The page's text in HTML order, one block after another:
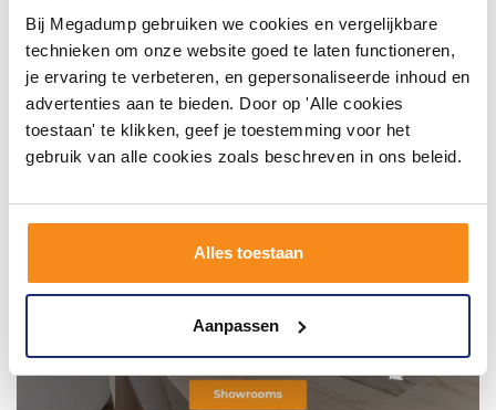
Bij Megadump gebruiken we cookies en vergelijkbare
technieken om onze website goed te laten functioneren,
je ervaring te verbeteren, en gepersonaliseerde inhoud en
advertenties aan te bieden. Door op 'Alle cookies
toestaan' te klikken, geef je toestemming voor het
gebruik van alle cookies zoals beschreven in ons beleid.
Alles toestaan
Aanpassen